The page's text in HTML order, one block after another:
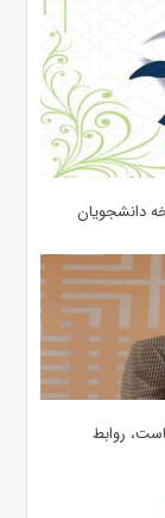
دانشجویان
روابط